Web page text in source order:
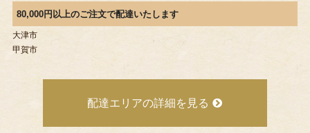
80,000円以上のご注文で配達いたします
大津市
甲賀市
配達エリアの詳細を見る